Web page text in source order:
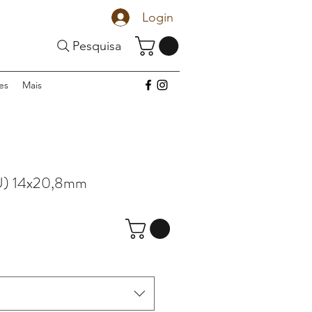
Login
Pesquisa
Mais
14x20,8mm